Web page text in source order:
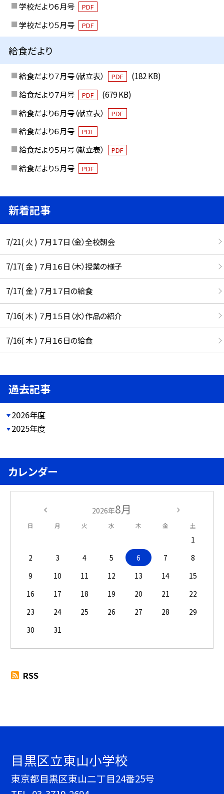
学校だより６月号
PDF
学校だより５月号 PDF
給食だより
給食だより７月号（献立表） PDF
(182 KB)
給食だより７月号
PDF
(679 KB)
給食だより６月号（献立表）
PDF
給食だより６月号 PDF
給食だより５月号（献立表） PDF
給食だより５月号 PDF
新着記事
7/21( 火 ) ７月１７日（金）全校朝会
7/17( 金 ) ７月１６日（木）授業の様子
7/17( 金 ) ７月１７日の給食
7/16( 木 ) ７月１５日（水）作品の紹介
7/16( 木 ) ７月１６日の給食
過去記事
2026年度
2025年度
カレンダー
2026年8月
日 月 火 水 木 金 土
1
2
3 4 5 6 7
8
9
10 11 12 13 14
15
16
17 18 19 20 21
22
23
24 25 26 27 28
29
30
31
RSS
目黒区立東山小学校
東京都目黒区東山二丁目24番25号